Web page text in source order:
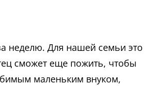
неделю. Для нашей семьи это
сможет еще пожить, чтобы
маленьким внуком,